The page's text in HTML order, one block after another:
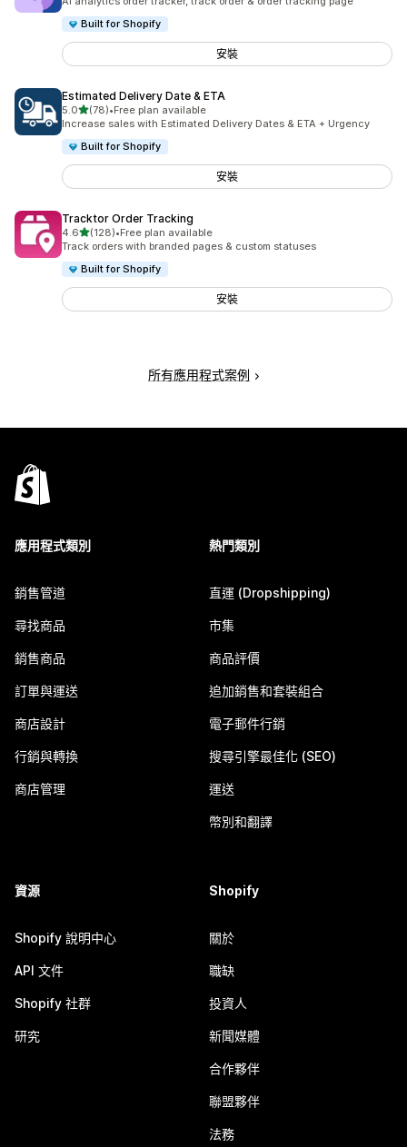
Built for Shopify
安裝
Estimated Delivery Date & ETA
5.0滿分 5 顆星
(78)
共有 78 則評價
•Free plan available
Increase sales with Estimated Delivery Dates & ETA + Urgency
Built for Shopify
安裝
Tracktor Order Tracking
4.6滿分 5 顆星
(128)
共有 128 則評價
•Free plan available
Track orders with branded pages & custom statuses
Built for Shopify
安裝
所有應用程式案例
應用程式類別
銷售管道
尋找商品
銷售商品
訂單與運送
商店設計
行銷與轉換
商店管理
熱門類別
直運 (Dropshipping)
市集
商品評價
追加銷售和套裝組合
電子郵件行銷
搜尋引擎最佳化 (SEO)
運送
幣別和翻譯
資源
Shopify 說明中心
API 文件
Shopify 社群
研究
Shopify
關於
職缺
投資人
新聞媒體
合作夥伴
聯盟夥伴
法務